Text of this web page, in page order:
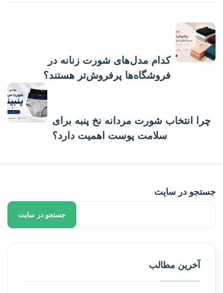
کدام مدل‌های شورت زنانه در
فروشگاه‌ها پرفروش‌تر هستند؟
چرا انتخاب شورت مردانه نخ پنبه برای
سلامت پوست اهمیت دارد؟
جستجو در سایت
جستجو در سایت
آخرین مطالب